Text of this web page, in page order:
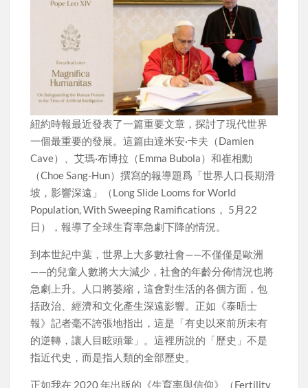
紐約時報最近發表了一篇重要文章，探討了現代世界
一個最重要的發展。這篇由達米安·卡夫（Damien
Cave）、艾瑪·布博拉（Emma Bubola）和崔相勳
（Choe Sang-Hun）撰寫的報導題爲「世界人口長期滑
坡，影響深遠」（Long Slide Looms for World
Population, With Sweeping Ramifications， 5月22
日），報導了全球生育率急劇下降的情況。
到本世紀中葉，世界上大多數社會——不僅僅是歐洲
——的兒童人數將大大減少，社會的年齡分佈情況也將
急劇上升。人口將萎縮，這會對生活的各個方面，包
括政治、經濟和文化產生深遠影響。正如《泰晤士
報》記者毫不誇張地指出，這是「有史以來前所未有
的逆轉，讓人目眩頭暈」。這裡所說的「歷史」不是
指近代史，而是指人類的全部歷史。
正如我在 2020 年出版的《生育率與信仰》（Fertility